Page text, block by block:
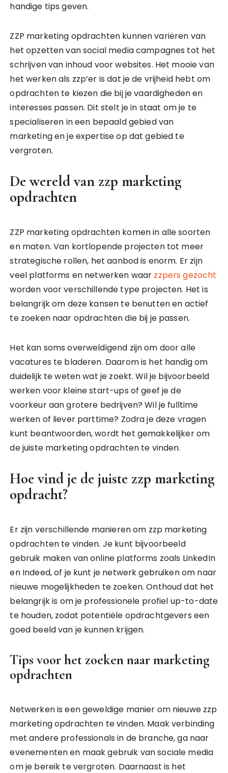
handige tips geven.
ZZP marketing opdrachten kunnen variëren van
het opzetten van social media campagnes tot het
schrijven van inhoud voor websites. Het mooie van
het werken als zzp’er is dat je de vrijheid hebt om
opdrachten te kiezen die bij je vaardigheden en
interesses passen. Dit stelt je in staat om je te
specialiseren in een bepaald gebied van
marketing en je expertise op dat gebied te
vergroten.
De wereld van zzp marketing
opdrachten
ZZP marketing opdrachten komen in alle soorten
en maten. Van kortlopende projecten tot meer
strategische rollen, het aanbod is enorm. Er zijn
veel platforms en netwerken waar zzpers gezocht
worden voor verschillende type projecten. Het is
belangrijk om deze kansen te benutten en actief
te zoeken naar opdrachten die bij je passen.
Het kan soms overweldigend zijn om door alle
vacatures te bladeren. Daarom is het handig om
duidelijk te weten wat je zoekt. Wil je bijvoorbeeld
werken voor kleine start-ups of geef je de
voorkeur aan grotere bedrijven? Wil je fulltime
werken of liever parttime? Zodra je deze vragen
kunt beantwoorden, wordt het gemakkelijker om
de juiste marketing opdrachten te vinden.
Hoe vind je de juiste zzp marketing
opdracht?
Er zijn verschillende manieren om zzp marketing
opdrachten te vinden. Je kunt bijvoorbeeld
gebruik maken van online platforms zoals LinkedIn
en Indeed, of je kunt je netwerk gebruiken om naar
nieuwe mogelijkheden te zoeken. Onthoud dat het
belangrijk is om je professionele profiel up-to-date
te houden, zodat potentiële opdrachtgevers een
goed beeld van je kunnen krijgen.
Tips voor het zoeken naar marketing
opdrachten
Netwerken is een geweldige manier om nieuwe zzp
marketing opdrachten te vinden. Maak verbinding
met andere professionals in de branche, ga naar
evenementen en maak gebruik van sociale media
om je bereik te vergroten. Daarnaast is het